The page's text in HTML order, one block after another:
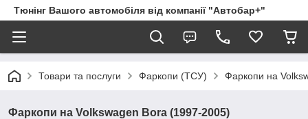
Тюнінг Вашого автомобіля від компанії "Автобар+"
Товари та послуги Фаркопи (ТСУ) Фаркопи на
Фаркопи на Volkswagen Bora (1997-2005)